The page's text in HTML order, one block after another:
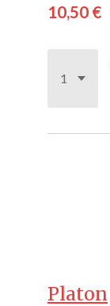
10,50 €
Platon